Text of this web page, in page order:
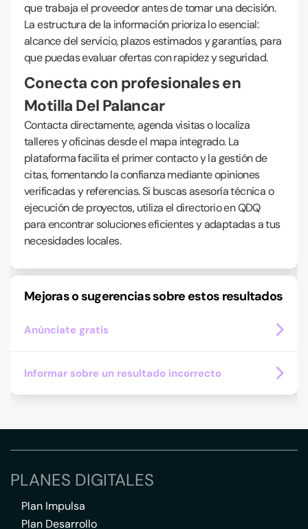
que trabaja el proveedor antes de tomar una decisión.
La estructura de la información prioriza lo esencial:
alcance del servicio, plazos estimados y garantías, para
que puedas evaluar ofertas con rapidez y seguridad.
Conecta con profesionales en
Motilla Del Palancar
Contacta directamente, agenda visitas o localiza
talleres y oficinas desde el mapa integrado. La
plataforma facilita el primer contacto y la gestión de
citas, fomentando la confianza mediante opiniones
verificadas y referencias. Si buscas asesoría técnica o
ejecución de proyectos, utiliza el directorio en QDQ
para encontrar soluciones eficientes y adaptadas a tus
necesidades locales.
Mejoras o sugerencias sobre estos resultados
Anúnciate gratis
Informar sobre un resultado incorrecto
PLANES DIGITALES
Plan Impulsa
Plan Desarrollo